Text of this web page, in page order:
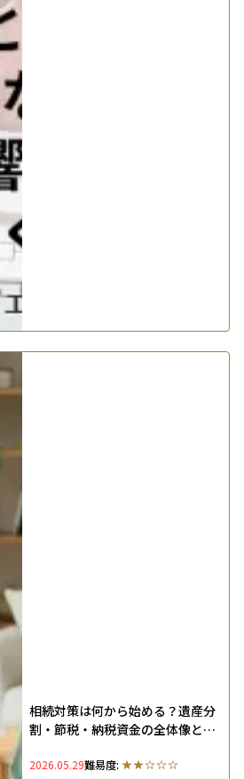
相続対策は何から始める？遺産分
割・節税・納税資金の全体像と争
2026.05.29難易度: